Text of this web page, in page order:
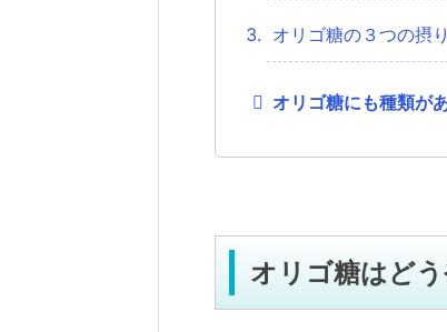
オリゴ糖の３つの摂
オリゴ糖にも種類が
オリゴ糖はど